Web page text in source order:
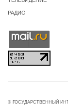
РАДИО
© ГОСУДАРСТВЕННЫЙ